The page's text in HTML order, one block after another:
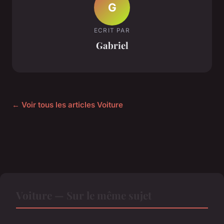
G
ECRIT PAR
Gabriel
← Voir tous les articles Voiture